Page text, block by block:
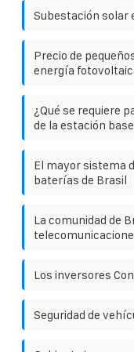
Subestación solar
Precio de
energía
¿Qué se requiere
de la estación
El mayor sistema
baterías de Brasil
La comunidad de
Los inversores
Seguridad de